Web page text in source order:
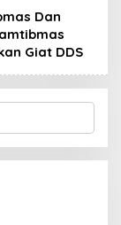
Dan
Giat DDS